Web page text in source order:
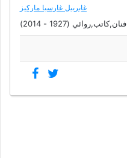
غابرييل غارسيا ماركيز
فنان,كاتب,روائي (1927 - 2014)